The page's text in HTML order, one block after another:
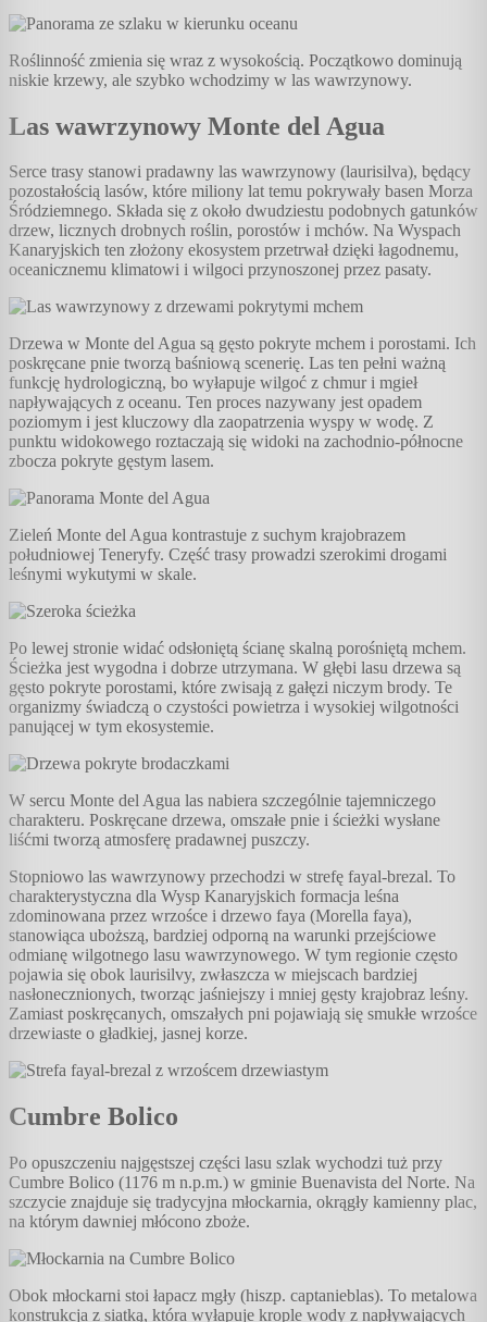
Roślinność zmienia się wraz z wysokością. Początkowo dominują
niskie krzewy, ale szybko wchodzimy w las wawrzynowy.
Las wawrzynowy Monte del Agua
Serce trasy stanowi pradawny las wawrzynowy (laurisilva), będący
pozostałością lasów, które miliony lat temu pokrywały basen Morza
Śródziemnego. Składa się z około dwudziestu podobnych gatunków
drzew, licznych drobnych roślin, porostów i mchów. Na Wyspach
Kanaryjskich ten złożony ekosystem przetrwał dzięki łagodnemu,
oceanicznemu klimatowi i wilgoci przynoszonej przez pasaty.
Drzewa w Monte del Agua są gęsto pokryte mchem i porostami. Ich
poskręcane pnie tworzą baśniową scenerię. Las ten pełni ważną
funkcję hydrologiczną, bo wyłapuje wilgoć z chmur i mgieł
napływających z oceanu. Ten proces nazywany jest opadem
poziomym i jest kluczowy dla zaopatrzenia wyspy w wodę. Z
punktu widokowego roztaczają się widoki na zachodnio-północne
zbocza pokryte gęstym lasem.
Zieleń Monte del Agua kontrastuje z suchym krajobrazem
południowej Teneryfy. Część trasy prowadzi szerokimi drogami
leśnymi wykutymi w skale.
Po lewej stronie widać odsłoniętą ścianę skalną porośniętą mchem.
Ścieżka jest wygodna i dobrze utrzymana. W głębi lasu drzewa są
gęsto pokryte porostami, które zwisają z gałęzi niczym brody. Te
organizmy świadczą o czystości powietrza i wysokiej wilgotności
panującej w tym ekosystemie.
W sercu Monte del Agua las nabiera szczególnie tajemniczego
charakteru. Poskręcane drzewa, omszałe pnie i ścieżki wysłane
liśćmi tworzą atmosferę pradawnej puszczy.
Stopniowo las wawrzynowy przechodzi w strefę fayal-brezal. To
charakterystyczna dla Wysp Kanaryjskich formacja leśna
zdominowana przez wrzośce i drzewo faya (Morella faya),
stanowiąca uboższą, bardziej odporną na warunki przejściowe
odmianę wilgotnego lasu wawrzynowego. W tym regionie często
pojawia się obok laurisilvy, zwłaszcza w miejscach bardziej
nasłonecznionych, tworząc jaśniejszy i mniej gęsty krajobraz leśny.
Zamiast poskręcanych, omszałych pni pojawiają się smukłe wrzośce
drzewiaste o gładkiej, jasnej korze.
Cumbre Bolico
Po opuszczeniu najgęstszej części lasu szlak wychodzi tuż przy
Cumbre Bolico (1176 m n.p.m.) w gminie Buenavista del Norte. Na
szczycie znajduje się tradycyjna młockarnia, okrągły kamienny plac,
na którym dawniej młócono zboże.
Obok młockarni stoi łapacz mgły (hiszp. captanieblas). To metalowa
konstrukcja z siatką, która wyłapuje krople wody z napływających